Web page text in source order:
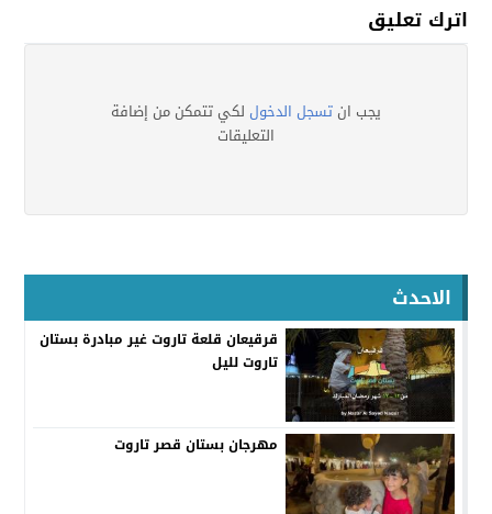
اترك تعليق
يجب ان تسجل الدخول لكي تتمكن من إضافة
التعليقات
الاحدث
قرقيعان قلعة تاروت غير مبادرة بستان
تاروت لليل
مهرجان بستان قصر تاروت